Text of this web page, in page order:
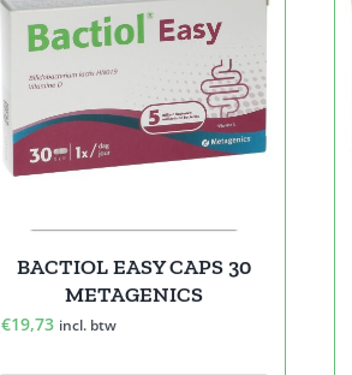
BACTIOL EASY CAPS 30
METAGENICS
€19,73 incl. btw